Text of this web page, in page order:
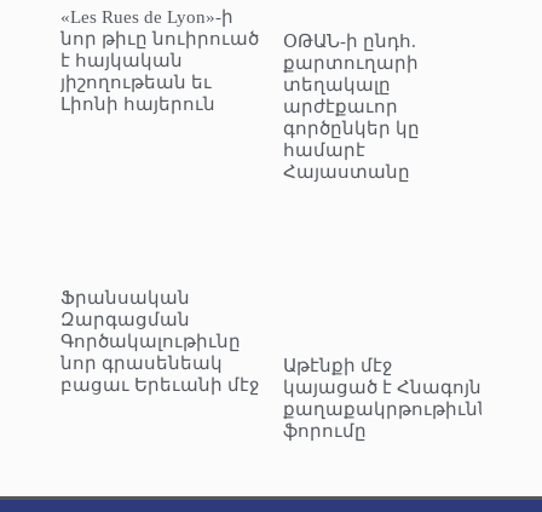
«Les Rues de Lyon»-ի
նոր թիւը նուիրուած
է հայկական
յիշողութեան եւ
Լիոնի հայերուն
Ֆրանսական
Զարգացման
Գործակալութիւնը
նոր գրասենեակ
բացաւ Երեւանի մէջ
ՕԹԱՆ-ի ընդհ.
քարտուղարի
տեղակալը
արժէքաւոր
գործընկեր կը
համարէ
Հայաստանը
Աթէնքի մէջ
կայացած է Հնագոյն
քաղաքակրթութիւններու
ֆորումը